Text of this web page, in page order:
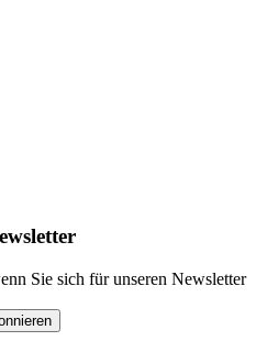
Sie sich für unseren Newsletter